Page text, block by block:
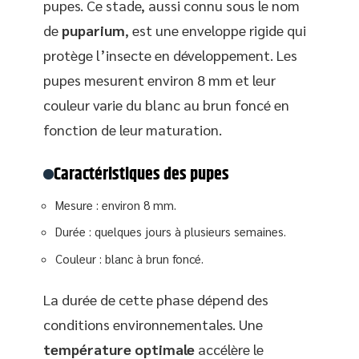
pupes. Ce stade, aussi connu sous le nom
de puparium, est une enveloppe rigide qui
protège l’insecte en développement. Les
pupes mesurent environ 8 mm et leur
couleur varie du blanc au brun foncé en
fonction de leur maturation.
Caractéristiques des pupes
Mesure : environ 8 mm.
Durée : quelques jours à plusieurs semaines.
Couleur : blanc à brun foncé.
La durée de cette phase dépend des
conditions environnementales. Une
température optimale accélère le